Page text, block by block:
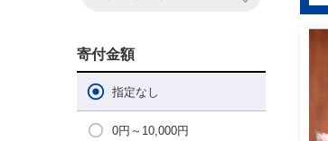
寄付金額
指定なし
0円～10,000円